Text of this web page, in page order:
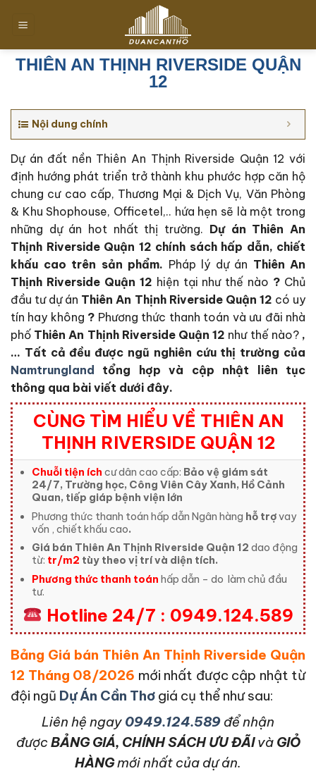
đến
dungTHIÊN AN THỊNH RIVERSIDE QUẬN
12
Nội dung chính
Dự án đất nền Thiên An Thịnh Riverside Quận 12 với
định hướng phát triển trở thành khu phước hợp căn hộ
chung cư cao cấp, Thương Mại & Dịch Vụ, Văn Phòng
& Khu Shophouse, Officetel,.. hứa hẹn sẽ là một trong
những dự án hot nhất thị trường. Dự án Thiên An
Thịnh Riverside Quận 12 chính sách hấp dẫn, chiết
khấu cao trên sản phẩm. Pháp lý dự án Thiên An
Thịnh Riverside Quận 12 hiện tại như thế nào ? Chủ
đầu tư dự án Thiên An Thịnh Riverside Quận 12 có uy
tín hay không ? Phương thức thanh toán và ưu đãi nhà
phố Thiên An Thịnh Riverside Quận 12 như thế nào? ,
… Tất cả đều được ngũ nghiên cứu thị trường của
Namtrungland
tổng hợp và cập nhật liên tục
thông qua bài viết dưới đây.
CÙNG TÌM HIỂU VỀ THIÊN AN
THỊNH RIVERSIDE QUẬN 12
Chuỗi tiện ích cư dân cao cấp: Bảo vệ giám sát
24/7, Trường học, Công Viên Cây Xanh, Hồ Cảnh
Quan, tiếp giáp bệnh viện lớn
Phương thức thanh toán hấp dẫn Ngân hàng hỗ trợvay
vốn , chiết khấu cao.
Giá bán Thiên An Thịnh Riverside Quận 12 dao động
từ: tr/m2 tùy theo vị trí và diện tích.
Phương thức thanh toán hấp dẫn – do làm chủ đầu
tư.
Hotline 24/7 : 0949.124.589
Bảng Giá bán Thiên An Thịnh Riverside Quận
12 Tháng 08/2026 mới nhất được cập nhật từ
đội ngũ Dự Án Cần Thơ giá cụ thể như sau:
Liên hệ ngay 0949.124.589 để nhận
được BẢNG GIÁ, CHÍNH SÁCH ƯU ĐÃIvàGIỎ
HÀNGmới nhất của dự án.